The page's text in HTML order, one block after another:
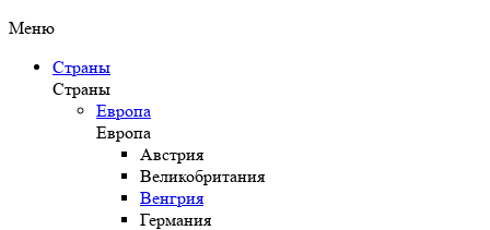
Меню
Страны
Страны
Европа
Европа
Австрия
Великобритания
Венгрия
Германия